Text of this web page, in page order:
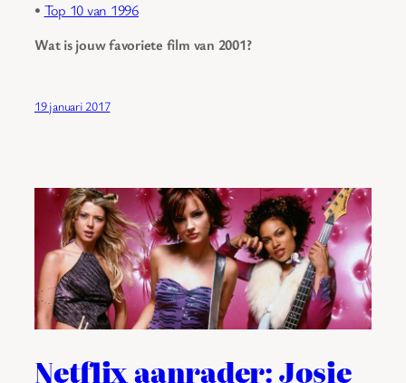
• Top 10 van 1996
Wat is jouw favoriete film van 2001?
19 januari 2017
Netflix aanrader: Josie